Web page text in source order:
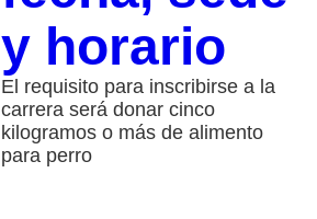
y horario
El requisito para inscribirse a la
carrera será donar cinco
kilogramos o más de alimento
para perro